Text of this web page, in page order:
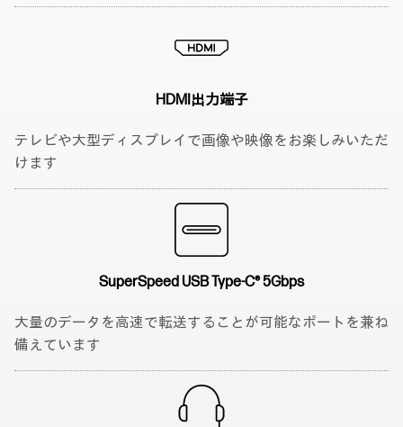
HDMI出力端子
テレビや大型ディスプレイで画像や映像をお楽しみいただ
けます
SuperSpeed USBType-C® 5Gbps
大量のデータを高速で転送することが可能なポートを兼ね
備えています